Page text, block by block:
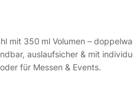
mit 350 ml Volumen –
auslaufsicher & mit
für Messen & Events.